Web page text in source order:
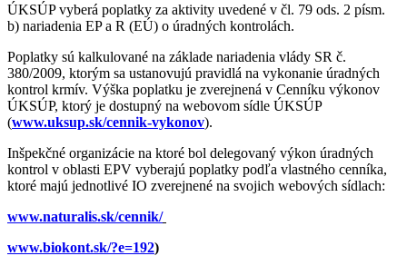
ÚKSÚP vyberá poplatky za aktivity uvedené v čl. 79 ods. 2 písm.
b) nariadenia EP a R (EÚ) o úradných kontrolách.
Poplatky sú kalkulované na základe nariadenia vlády SR č.
380/2009, ktorým sa ustanovujú pravidlá na vykonanie úradných
kontrol krmív. Výška poplatku je zverejnená v Cenníku výkonov
ÚKSÚP, ktorý je dostupný na webovom sídle ÚKSÚP
(www.uksup.sk/cennik-vykonov).
Inšpekčné organizácie na ktoré bol delegovaný výkon úradných
kontrol v oblasti EPV vyberajú poplatky podľa vlastného cenníka,
ktoré majú jednotlivé IO zverejnené na svojich webových sídlach:
www.naturalis.sk/cennik/
www.biokont.sk/?e=192)